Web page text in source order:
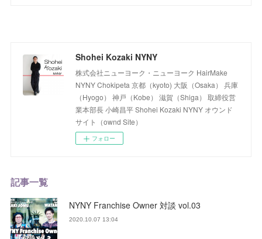
Shohei Kozaki NYNY
株式会社ニューヨーク・ニューヨーク HairMake
NYNY Chokipeta 京都（kyoto) 大阪（Osaka） 兵庫
（Hyogo） 神戸（Kobe） 滋賀（Shiga） 取締役営
業本部長 小崎昌平 Shohei Kozaki NYNY オウンド
サイト（ownd Site）
フォロー
記事一覧
NYNY Franchise Owner 対談 vol.03
2020.10.07 13:04